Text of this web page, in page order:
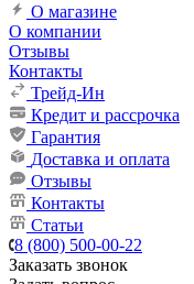
О магазине
О компании
Отзывы
Контакты
Трейд-Ин
Кредит и рассрочка
Гарантия
Доставка и оплата
Отзывы
Контакты
Статьи
8 (800) 500-00-22
Заказать звонок